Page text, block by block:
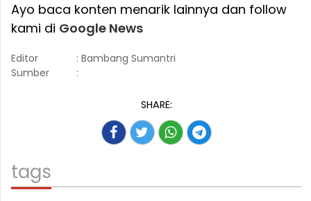
Ayo baca konten menarik lainnya dan follow
kami di Google News
Editor
: Bambang Sumantri
Sumber
:
SHARE:
tags